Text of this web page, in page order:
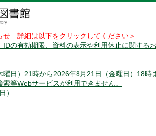
せ 詳細は以下をクリックしてください＞
IDの有効期限、資料の表示や利用休止に関する
曜日）21時から2026年8月21日（金曜日）18時
等Webサービスが利用できません。
）